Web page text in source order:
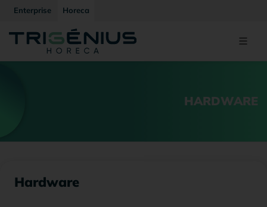
Enterprise Horeca
HARDWARE
Hardware